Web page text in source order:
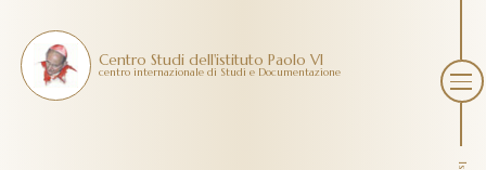
Centro Studi dell'istituto Paolo VI
centro internazionale di Studi e Documentazione